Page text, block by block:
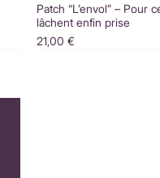
Patch “L’envol” – Pour
lâchent enfin prise
Prix
21,00 €